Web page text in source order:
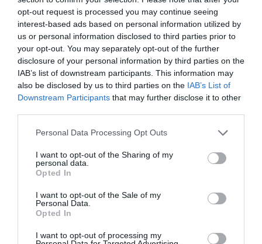
opt-out request is processed you may continue seeing
interest-based ads based on personal information utilized by
us or personal information disclosed to third parties prior to
your opt-out. You may separately opt-out of the further
disclosure of your personal information by third parties on the
IAB’s list of downstream participants. This information may
also be disclosed by us to third parties on the IAB’s List of
Downstream Participants that may further disclose it to other
Personal Data Processing Opt Outs
I want to opt-out of the Sharing of my
personal data.
Opted In
I want to opt-out of the Sale of my
Personal Data.
Opted In
I want to opt-out of processing my
Σχετικά Άρθρα
τις υποψηφιότητες
Booker 2026
2026 στο Ναύπλιο